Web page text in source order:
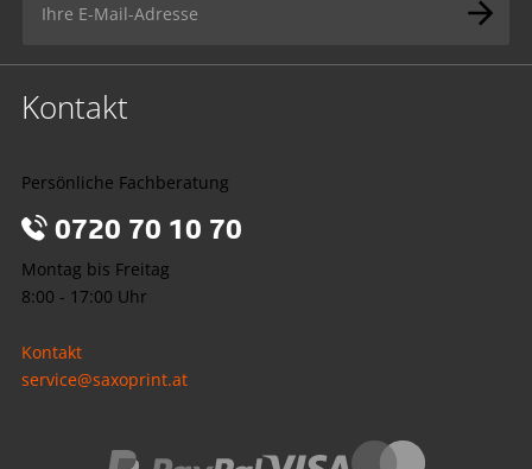
Kontakt
Persönliche Fachberatung
0720 70 10 70
Montag bis Freitag
8:00 - 17:00 Uhr
Kontakt
service@saxoprint.at